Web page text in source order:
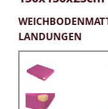
LANDUNGEN